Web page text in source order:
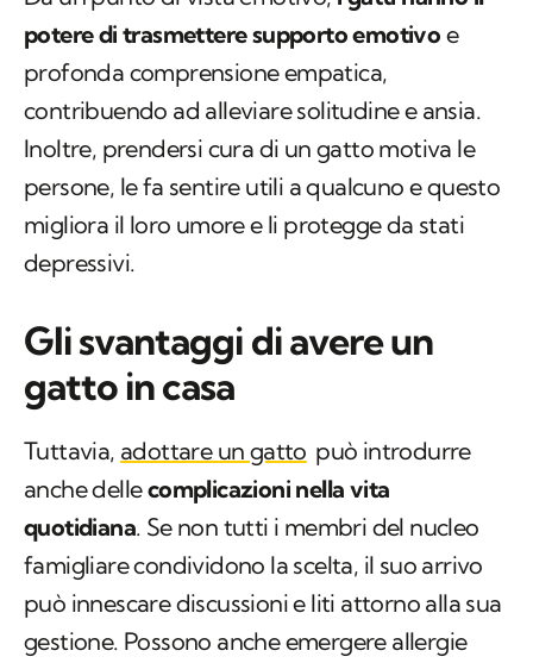
potere di trasmettere supporto emotivo e
profonda comprensione empatica,
contribuendo ad alleviare solitudine e ansia.
Inoltre, prendersi cura di un gatto motiva le
persone, le fa sentire utili a qualcuno e questo
migliora il loro umore e li protegge da stati
depressivi.
Gli svantaggi di avere un
gatto in casa
Tuttavia, adottare un gatto può introdurre
anche dellecomplicazioni nella vita
quotidiana. Se non tutti i membri del nucleo
famigliare condividono la scelta, il suo arrivo
può innescare discussioni e liti attorno alla sua
gestione. Possono anche emergere allergie